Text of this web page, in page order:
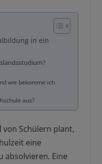
in ein
wie bekomme ich
aus?
von Schülern plant,
eine
absolvieren. Eine